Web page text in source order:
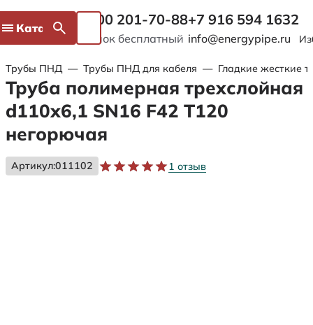
Каталог 8 800 201-70-88
Звонок бесплатный
+7 916 594 1632
info@energypipe.ru
Трубы ПНД — Трубы ПНД для кабеля — Гладкие жесткие
Труба полимерная трехслойная
d110х6,1 SN16 F42 Т120
негорючая
Артикул:011102 1 отзыв